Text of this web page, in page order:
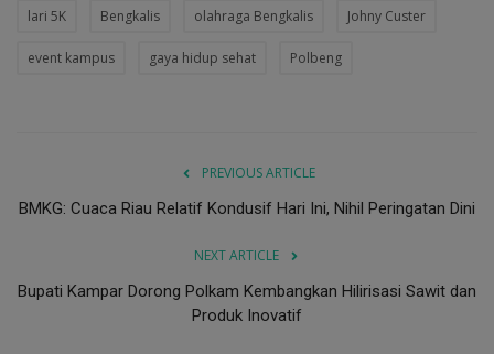
lari 5K Bengkalis olahraga Bengkalis Johny Custer
event kampus gaya hidup sehat Polbeng
PREVIOUS ARTICLE
BMKG: Cuaca Riau Relatif Kondusif Hari Ini, Nihil Peringatan Dini
NEXT ARTICLE
Bupati Kampar Dorong Polkam Kembangkan Hilirisasi Sawit dan
Produk Inovatif